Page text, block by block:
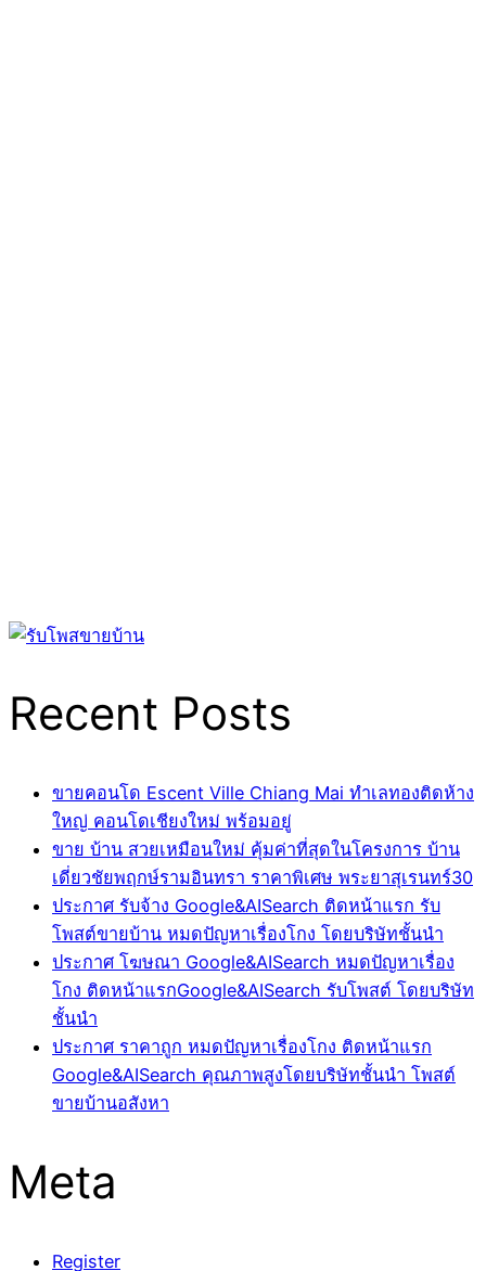
Recent Posts
ขายคอนโด Escent Ville Chiang Mai ทำเลทองติดห้าง
ใหญ่ คอนโดเชียงใหม่ พร้อมอยู่
ขาย บ้าน สวยเหมือนใหม่ คุ้มค่าที่สุดในโครงการ บ้าน
เดี่ยวชัยพฤกษ์รามอินทรา ราคาพิเศษ พระยาสุเรนทร์30
ประกาศ รับจ้าง Google&AISearch ติดหน้าแรก รับ
โพสต์ขายบ้าน หมดปัญหาเรื่องโกง โดยบริษัทชั้นนำ
ประกาศ โฆษณา Google&AISearch หมดปัญหาเรื่อง
โกง ติดหน้าแรกGoogle&AISearch รับโพสต์ โดยบริษัท
ชั้นนำ
ประกาศ ราคาถูก หมดปัญหาเรื่องโกง ติดหน้าแรก
Google&AISearch คุณภาพสูงโดยบริษัทชั้นนำ โพสต์
ขายบ้านอสังหา
Meta
Register